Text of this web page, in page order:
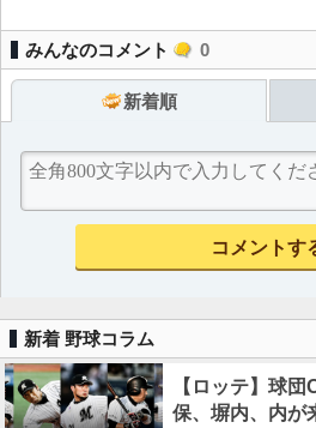
みんなのコメント 0
新着順
新着 野球コラム
【ロッテ】球
保、塀内、内が